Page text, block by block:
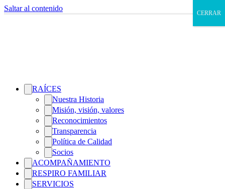
Saltar al contenido
RAÍCES
Nuestra Historia
Misión, visión, valores
Reconocimientos
Transparencia
Política de Calidad
Socios
ACOMPAÑAMIENTO
RESPIRO FAMILIAR
SERVICIOS
CERRAR